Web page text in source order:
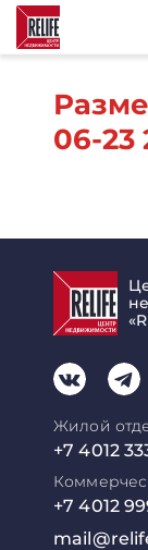
06-23
Жилой
+7 4012
+7 4012